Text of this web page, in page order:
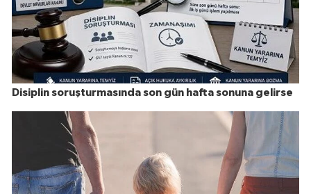
Disiplin soruşturmasında son gün hafta sonuna gelirse